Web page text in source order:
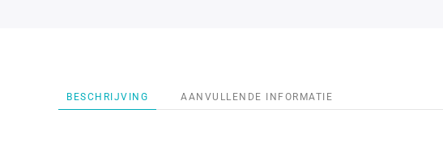
BESCHRIJVING AANVULLENDE INFORMATIE